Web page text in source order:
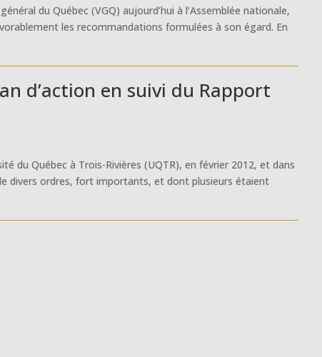
du Québec (VGQ) aujourd’hui à l’Assemblée nationale,
les recommandations formulées à son égard. En
d’action en suivi du Rapport
du Québec à Trois-Rivières (UQTR), en février 2012, et dans
divers ordres, fort importants, et dont plusieurs étaient